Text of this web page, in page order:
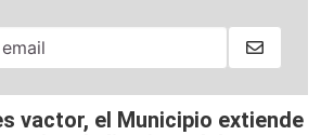
vactor, el Municipio extiende